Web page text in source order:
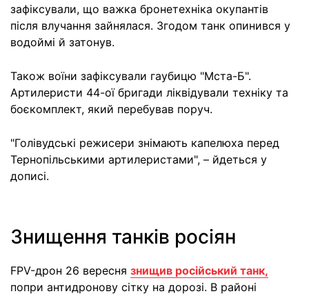
зафіксували, що важка бронетехніка окупантів
після влучання зайнялася. Згодом танк опинився у
водоймі й затонув.
Також воїни зафіксували гаубицю "Мста-Б".
Артилеристи 44-ої бригади ліквідували техніку та
боєкомплект, який перебував поруч.
"Голівудські режисери знімають капелюха перед
Тернопільськими артилеристами", – йдеться у
дописі.
Знищення танків росіян
FPV-дрон 26 вересня знищив російський танк,
попри антидронову сітку на дорозі. В районі